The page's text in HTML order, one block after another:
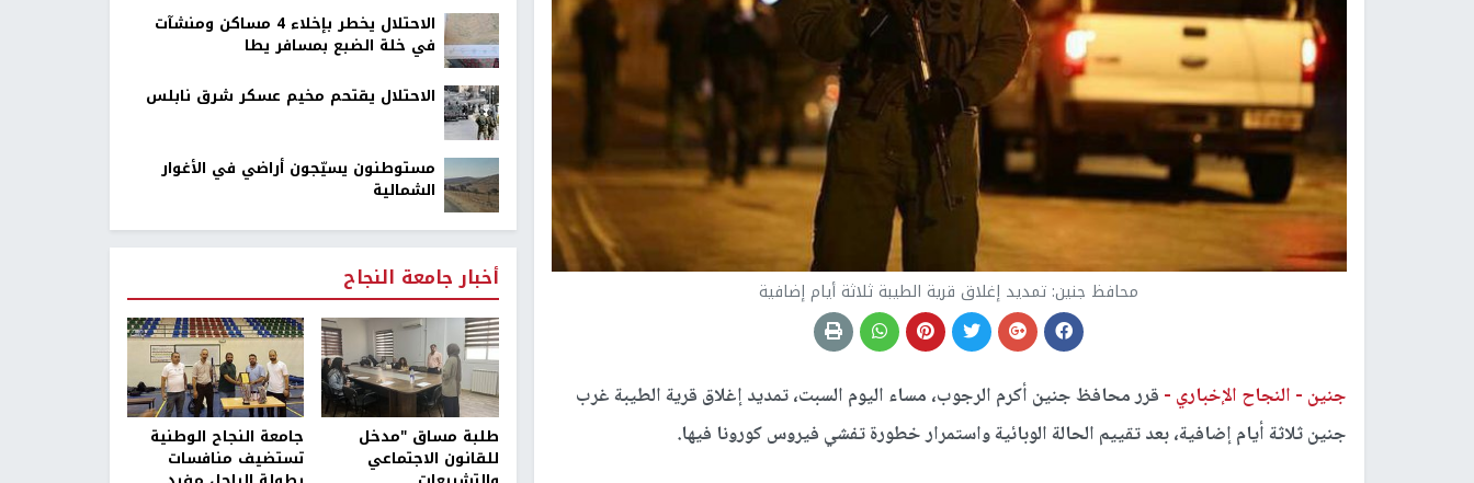
محافظ جنين: تمديد إغلاق قرية الطيبة ثلاثة أيام إضافية
جنين - النجاح الإخباري - قرر محافظ جنين أكرم الرجوب، مساء اليوم السبت، تمديد إغلاق قرية الطيبة غرب
جنين ثلاثة أيام إضافية، بعد تقييم الحالة الوبائية واستمرار خطورة تفشي فيروس كورونا فيها.
الاحتلال يخطر بإخلاء 4 مساكن ومنشآت
في خلة الضبع بمسافر يطا
الاحتلال يقتحم مخيم عسكر شرق نابلس
مستوطنون يسيّجون أراضي في الأغوار
الشمالية
أخبار جامعة النجاح
طلبة مساق "مدخل
للقانون الاجتماعي
جامعة النجاح الوطنية
تستضيف منافسات